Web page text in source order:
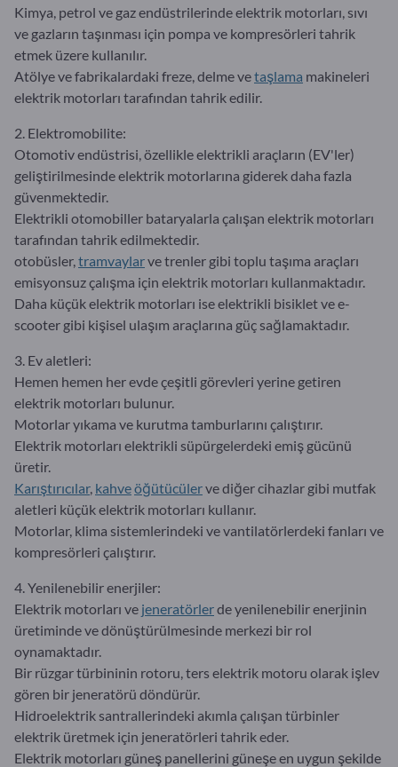
Kimya, petrol ve gaz endüstrilerinde elektrik motorları, sıvı
ve gazların taşınması için pompa ve kompresörleri tahrik
etmek üzere kullanılır.
Atölye ve fabrikalardaki freze, delme vetaşlama makineleri
elektrik motorları tarafından tahrik edilir.
2. Elektromobilite:
Otomotiv endüstrisi, özellikle elektrikli araçların (EV'ler)
geliştirilmesinde elektrik motorlarına giderek daha fazla
güvenmektedir.
Elektrikli otomobiller bataryalarla çalışan elektrik motorları
tarafından tahrik edilmektedir.
otobüsler, tramvaylarve trenler gibi toplu taşıma araçları
emisyonsuz çalışma için elektrik motorları kullanmaktadır.
Daha küçük elektrik motorları ise elektrikli bisiklet ve e-
scooter gibi kişisel ulaşım araçlarına güç sağlamaktadır.
3. Ev aletleri:
Hemen hemen her evde çeşitli görevleri yerine getiren
elektrik motorları bulunur.
Motorlar yıkama ve kurutma tamburlarını çalıştırır.
Elektrik motorları elektrikli süpürgelerdeki emiş gücünü
üretir.
Karıştırıcılar, kahveöğütücülerve diğer cihazlar gibi mutfak
aletleri küçük elektrik motorları kullanır.
Motorlar, klima sistemlerindeki ve vantilatörlerdeki fanları ve
kompresörleri çalıştırır.
4. Yenilenebilir enerjiler:
Elektrik motorları ve jeneratörlerde yenilenebilir enerjinin
üretiminde ve dönüştürülmesinde merkezi bir rol
oynamaktadır.
Bir rüzgar türbininin rotoru, ters elektrik motoru olarak işlev
gören bir jeneratörü döndürür.
Hidroelektrik santrallerindeki akımla çalışan türbinler
elektrik üretmek için jeneratörleri tahrik eder.
Elektrik motorları güneş panellerini güneşe en uygun şekilde